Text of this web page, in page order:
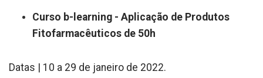
Curso b-learning - Aplicação de Produtos
Fitofarmacêuticos de 50h
Datas | 10 a 29 de janeiro de 2022.